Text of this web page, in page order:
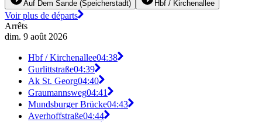
Auf Dem Sande (Speicherstadt) Hbf / Kirchenallee
Voir plus de départs
Arrêts
dim. 9 août 2026
Hbf / Kirchenallee04:38
Gurlittstraße04:39
Ak St. Georg04:40
Graumannsweg04:41
Mundsburger Brücke04:43
Averhoffstraße04:44